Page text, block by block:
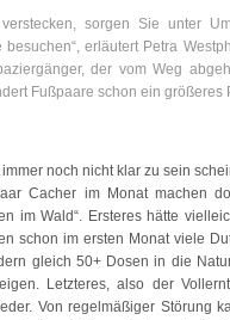
sorgen Sie unter
erläutert Petra
der vom Weg
Fußpaare schon ein größeres
noch nicht klar zu sein
Cacher im Monat machen
im Wald“. Ersteres hätte
schon im ersten Monat viele
gleich 50+ Dosen in die
Letzteres, also der
Von regelmäßiger Störung